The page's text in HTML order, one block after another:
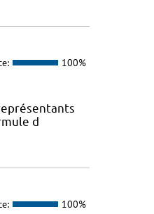
100%
d
100%